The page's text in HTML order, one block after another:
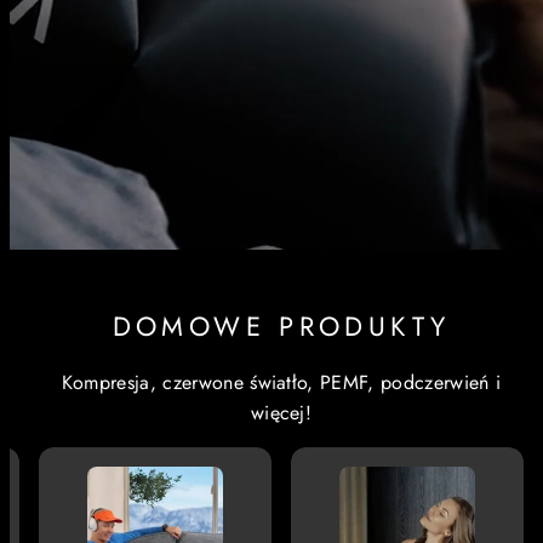
DOMOWE PRODUKTY
Kompresja, czerwone światło, PEMF, podczerwień i
więcej!